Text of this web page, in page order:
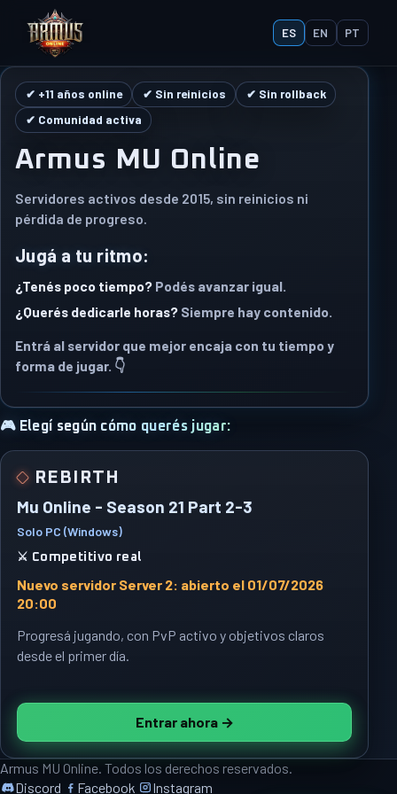
ES EN PT
✔ +11 años online ✔ Sin reinicios
✔ Sin rollback
✔ Comunidad activa
Armus MU Online
Servidores activos desde 2015, sin reinicios ni
pérdida de progreso.
Jugá a tu ritmo:
¿Tenés poco tiempo? Podés avanzar igual.
¿Querés dedicarle horas? Siempre hay contenido.
Entrá al servidor que mejor encaja con tu tiempo y
forma de jugar. 👇
🎮 Elegí según cómo querés jugar:
REBIRTH
Mu Online - Season 21 Part 2-3
Solo PC (Windows)
⚔️ Competitivo real
Nuevo servidor Server 2: abierto el 01/07/2026
20:00
Progresá jugando, con PvP activo y objetivos claros
desde el primer día.
Entrar ahora →
Armus MU Online. Todos los derechos reservados.
Discord
Facebook Instagram